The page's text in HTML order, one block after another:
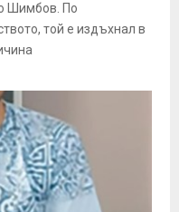
Шимбов. По
той е издъхнал в